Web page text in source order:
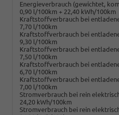
Energieverbrauch (gewichtet,
0,90 l/100km + 22,40 kWh/100km
Kraftstoffverbrauch bei
7,70 l/100km
Kraftstoffverbrauch bei
9,30 l/100km
Kraftstoffverbrauch bei
7,50 l/100km
Kraftstoffverbrauch bei
6,70 l/100km
Kraftstoffverbrauch bei
7,00 l/100km
Stromverbrauch bei rein
24,20 kWh/100km
Stromverbrauch bei rein